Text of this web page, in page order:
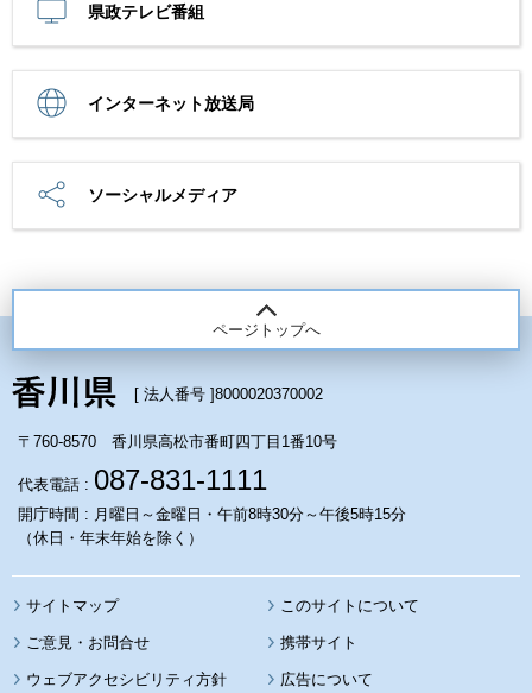
県政テレビ番組
インターネット放送局
ソーシャルメディア
ページトップへ
[ 法人番号 ]8000020370002
〒760-8570 香川県高松市番町四丁目1番10号
代表電話 : 087-831-1111
開庁時間 : 月曜日～金曜日・午前8時30分～午後5時15分
（休日・年末年始を除く）
サイトマップ このサイトについて
携帯サイト
ウェブアクセシビリティ方針 広告について